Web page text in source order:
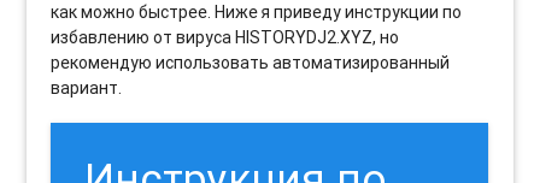
как можно быстрее. Ниже я приведу инструкции по
избавлению от вируса HISTORYDJ2.XYZ, но
рекомендую использовать автоматизированный
вариант.